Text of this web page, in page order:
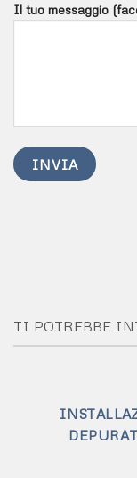
Il tuo messaggio
TI POTREBBE